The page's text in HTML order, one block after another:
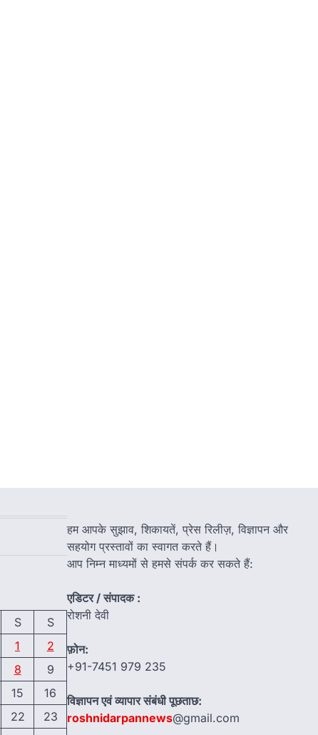
S
S
1
2
8
9
15
16
22
23
हम आपके सुझाव, शिकायतें, प्रेस रिलीज़, विज्ञापन और
सहयोग प्रस्तावों का स्वागत करते हैं।
आप निम्न माध्यमों से हमसे संपर्क कर सकते हैं:
एडिटर / संपादक :
रोशनी देवी
फ़ोन:
+91-7451 979 235
विज्ञापन एवं व्यापार संबंधी पूछताछ:
roshnidarpannews@gmail.com